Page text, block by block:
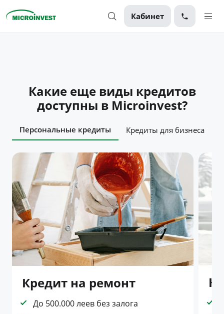
Кабинет
О компании
Для клиентов
Какие еще виды кредитов
доступны в Microinvest?
Персональные кредиты Кредиты для бизнеса
Кредит на ремонт
До 500.000 леев без залога